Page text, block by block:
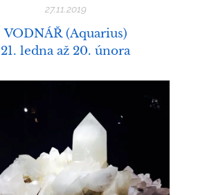
27.11.2019
VODNÁŘ (Aquarius)
21. ledna až 20. února